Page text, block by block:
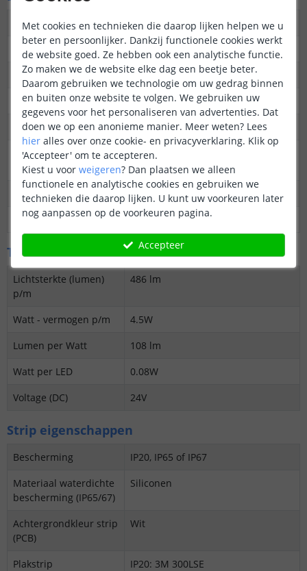
Aantal LED's p/m
60
Type LED
3528 SMD
Merk LED
Epistar
Stralingshoek
120 graden
Kleur
Koud wit
Kleurtemperatuur
(Kelvin)
5500K
CRI
± 80
Aantal branduren
50.000
Technische specificaties
Lichtsterkte (lumen)
p/m
486 lm
Watt - vermogen p/m
4.5W
Lumen per Watt
108 lm
Watt per LED
0.08W
Voltage (DC)
24V
Strip eigenschappen
Bescherming
IP20, IP65 of IP67
Materiaal waterdichte
bescherming (IP65/67)
Siliconen
Achtergrondkleur strip
(PCB)
Wit
Plakstrip
IP20: 3M 300LSE
Met cookies en technieken die daarop lijken helpen we u
beter en persoonlijker. Dankzij functionele cookies werkt
de website goed. Ze hebben ook een analytische functie.
Zo maken we de website elke dag een beetje beter.
Daarom gebruiken we technologie om uw gedrag binnen
en buiten onze website te volgen. We gebruiken uw
gegevens voor het personaliseren van advertenties. Dat
doen we op een anonieme manier. Meer weten? Lees
hier alles over onze cookie- en privacyverklaring. Klik op
'Accepteer' om te accepteren.
Kiest u voor weigeren? Dan plaatsen we alleen
functionele en analytische cookies en gebruiken we
technieken die daarop lijken. U kunt uw voorkeuren later
nog aanpassen op de voorkeuren pagina.
Accepteer